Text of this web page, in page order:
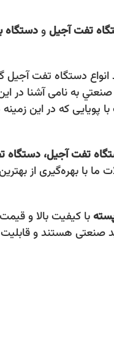
تفت آجیلودستگاه
انواع دستگاه تفت
به نامی آشنا
پويايی كه در اين
تفت آجیل، دستگاه
با بهره‌گیری از
با کیفیت بالا و
صنعتی هستند و